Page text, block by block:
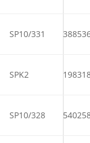
SP10/331
SPK2
SP10/328